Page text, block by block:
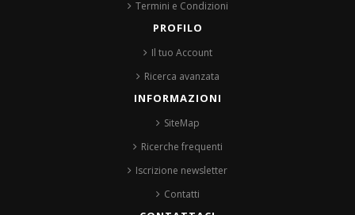
Termini e Condizioni
PROFILO
Il tuo Account
Ricerca avanzata
INFORMAZIONI
SiteMap
Ricerche frequenti
Iscrizione newsletter
Contatti